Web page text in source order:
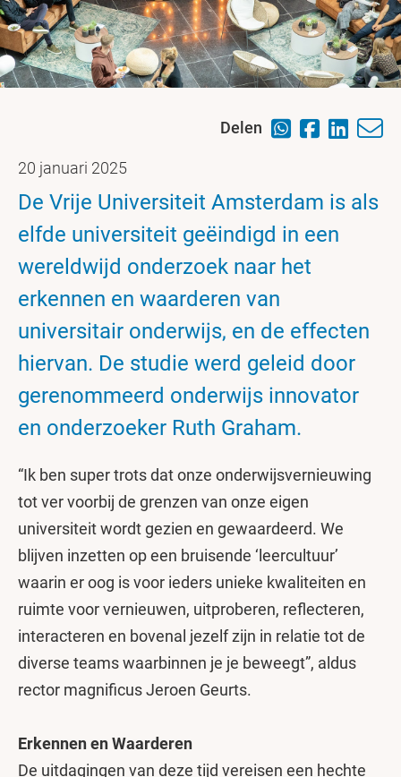
Delen
20 januari 2025
De Vrije Universiteit Amsterdam is als
elfde universiteit geëindigd in een
wereldwijd onderzoek naar het
erkennen en waarderen van
universitair onderwijs, en de effecten
hiervan. De studie werd geleid door
gerenommeerd onderwijs innovator
en onderzoeker Ruth Graham.
“Ik ben super trots dat onze onderwijsvernieuwing
tot ver voorbij de grenzen van onze eigen
universiteit wordt gezien en gewaardeerd. We
blijven inzetten op een bruisende ‘leercultuur’
waarin er oog is voor ieders unieke kwaliteiten en
ruimte voor vernieuwen, uitproberen, reflecteren,
interacteren en bovenal jezelf zijn in relatie tot de
diverse teams waarbinnen je je beweegt”, aldus
rector magnificus Jeroen Geurts.
Erkennen en Waarderen
De uitdagingen van deze tijd vereisen een hechte